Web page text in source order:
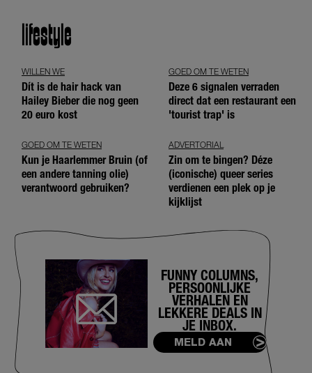
lifestyle
WILLEN WE
Dít is de hair hack van
Hailey Bieber die nog geen
20 euro kost
GOED OM TE WETEN
Deze 6 signalen verraden
direct dat een restaurant een
'tourist trap' is
GOED OM TE WETEN
Kun je Haarlemmer Bruin (of
een andere tanning olie)
verantwoord gebruiken?
ADVERTORIAL
Zin om te bingen? Déze
(iconische) queer series
verdienen een plek op je
kijklijst
FUNNY COLUMNS,
PERSOONLIJKE
VERHALEN EN
LEKKERE DEALS IN
JE INBOX.
MELD AAN